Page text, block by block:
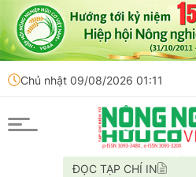
Chủ nhật 09/08/2026 01:11
ĐỌC TẠP CHÍ IN